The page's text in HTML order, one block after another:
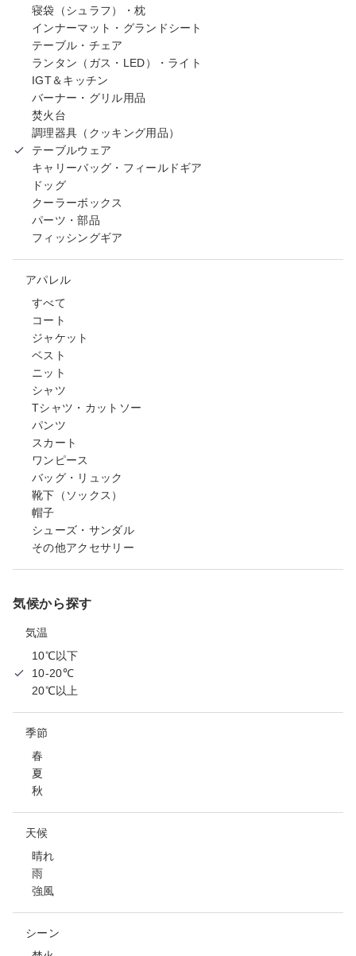
寝袋（シュラフ）・枕
インナーマット・グランドシート
テーブル・チェア
ランタン（ガス・LED）・ライト
IGT＆キッチン
バーナー・グリル用品
焚火台
調理器具（クッキング用品）
テーブルウェア
キャリーバッグ・フィールドギア
ドッグ
クーラーボックス
パーツ・部品
フィッシングギア
アパレル
すべて
コート
ジャケット
ベスト
ニット
シャツ
Tシャツ・カットソー
パンツ
スカート
ワンピース
バッグ・リュック
靴下（ソックス）
帽子
シューズ・サンダル
その他アクセサリー
気候から探す
気温
10℃以下
10-20℃
20℃以上
季節
春
夏
秋
天候
晴れ
雨
強風
シーン